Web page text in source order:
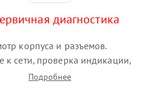
диагностика
корпуса и разъемов.
к сети, проверка индикации,
и кодов ошибок. Измерение
Подробнее